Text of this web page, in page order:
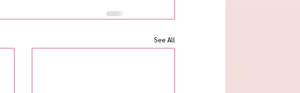
See All